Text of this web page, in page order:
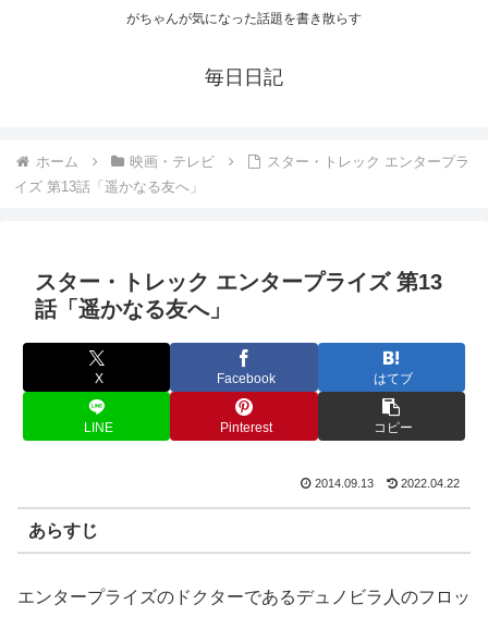
がちゃんが気になった話題を書き散らす
毎日日記
ホーム 映画・テレビ
スター・トレック エンタープラ
イズ 第13話「遥かなる友へ」
スター・トレック エンタープライズ 第13
話「遥かなる友へ」
X Facebook はてブ
LINE Pinterest コピー
2014.09.13 2022.04.22
あらすじ
エンタープライズのドクターであるデュノビラ人のフロッ